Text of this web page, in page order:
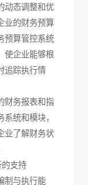
动态调整和优
业的财务预算
预算管控系统
使企业能够根
追踪执行情
财务报表和指
统和模块，
业了解财务状
支持
制与执行能